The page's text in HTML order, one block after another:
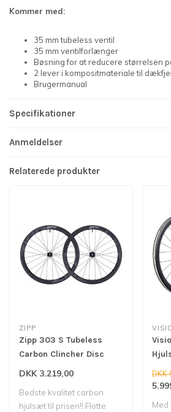
Kommer med:
35 mm tubeless ventil
35 mm ventilforlænger
Bøsning for at reducere størrelsen
2 lever i kompositmateriale til
Brugermanual
Specifikationer
Anmeldelser
Relaterede produkter
ZIPP
Zipp 303 S Tubeless
Carbon Clincher Disc
Hjulsæt
DKK 3.219,00
Bedste kvalitet carbon
hjulsæt til prisen!! Flotte
DKK
Med